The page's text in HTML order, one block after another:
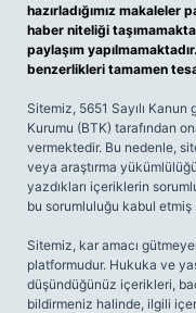
hazırladığımız makaleler
haber niteliği
paylaşım
benzerlikleri tamamen
Sitemiz, 5651 Sayılı
Kurumu (BTK) tarafından
vermektedir. Bu nedenle,
veya araştırma
yazdıkları içeriklerin
bu sorumluluğu kabul etmiş
Sitemiz, kar amacı
platformudur. Hukuka ve
düşündüğünüz içerikleri,
bildirmeniz halinde, ilgili